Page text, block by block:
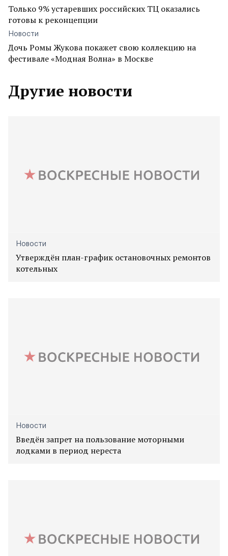
Только 9% устаревших российских ТЦ оказались
готовы к реконцепции
Новости
Дочь Ромы Жукова покажет свою коллекцию на
фестивале «Модная Волна» в Москве
Другие новости
Новости
Утверждён план-график остановочных ремонтов
котельных
Новости
Введён запрет на пользование моторными
лодками в период нереста